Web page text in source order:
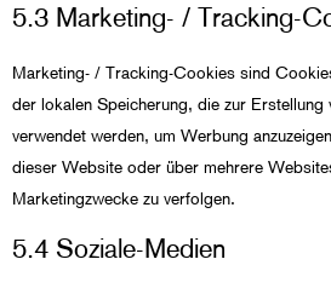
5.3 Marketing- / Tracking-
Marketing- / Tracking-Cookies sind
der lokalen Speicherung, die zur Erstellung
verwendet werden, um Werbung
dieser Website oder über mehrere
Marketingzwecke zu verfolgen.
5.4 Soziale-Medien